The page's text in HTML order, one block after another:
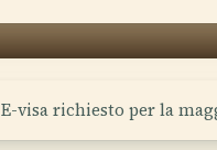
E-visa richiesto per la